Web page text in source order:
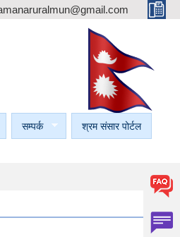
सम्पर्क श्रम संसार पोर्टल